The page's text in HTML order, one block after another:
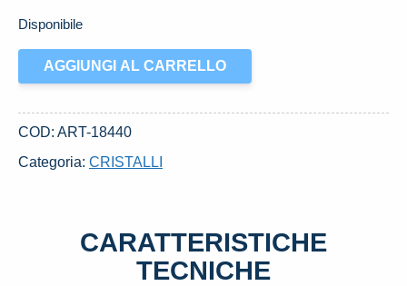
Disponibile
ALZACRISTALLO
PORTA
DX.
AGGIUNGI AL CARRELLO
COD: ART-18440
Categoria: CRISTALLI
CARATTERISTICHE
TECNICHE